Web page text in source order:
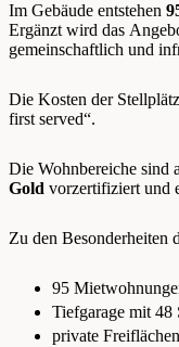
Im Gebäude entstehen
Ergänzt wird das
gemeinschaftlich und
Die Kosten der
first served“.
Die Wohnbereiche sind
Gold vorzertifiziert und
Zu den Besonderheiten
95
Tiefgarage mit 48
private